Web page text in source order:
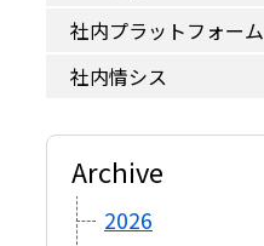
社内プラットフォーム
社内情シス
Archive
2026